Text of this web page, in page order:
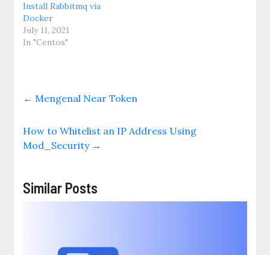
Install Rabbitmq via
Docker
July 11, 2021
In "Centos"
← Mengenal Near Token
How to Whitelist an IP Address Using
Mod_Security →
Similar Posts